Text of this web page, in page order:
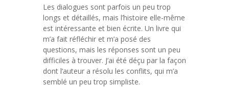
Les dialogues sont parfois un peu trop
longs et détaillés, mais l’histoire elle-même
est intéressante et bien écrite. Un livre qui
m’a fait réfléchir et m’a posé des
questions, mais les réponses sont un peu
difficiles à trouver. J’ai été déçu par la façon
dont l’auteur a résolu les conflits, qui m’a
semblé un peu trop simpliste.